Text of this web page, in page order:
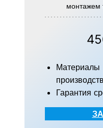
монтажем
Материалы
Гарантия